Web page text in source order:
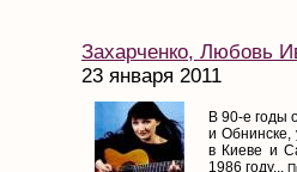
Захарченко, Любовь
23 января 2011
В 90-е годы
и Обнинске,
в Киеве и
1986 году...